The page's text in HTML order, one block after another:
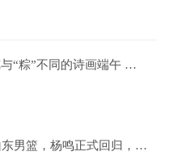
把诗词画在中华大地上丨一览与“粽”不同的诗画端午 快看点
CBA最新消息！福斯特加盟山东男篮，杨鸣正式回归，周琦锁定上海 当前热闻